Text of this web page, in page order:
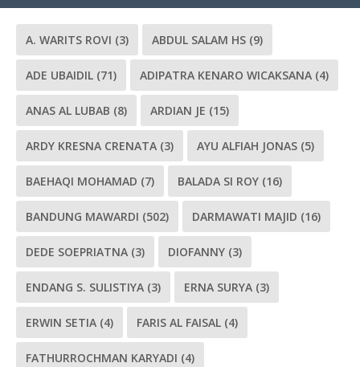
A. WARITS ROVI (3) ABDUL SALAM HS (9)
ADE UBAIDIL (71) ADIPATRA KENARO WICAKSANA (4)
ANAS AL LUBAB (8) ARDIAN JE (15)
ARDY KRESNA CRENATA (3) AYU ALFIAH JONAS (5)
BAEHAQI MOHAMAD (7) BALADA SI ROY (16)
BANDUNG MAWARDI (502) DARMAWATI MAJID (16)
DEDE SOEPRIATNA (3) DIOFANNY (3)
ENDANG S. SULISTIYA (3) ERNA SURYA (3)
ERWIN SETIA (4) FARIS AL FAISAL (4)
FATHURROCHMAN KARYADI (4)